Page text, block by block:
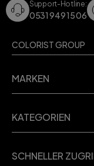
Support-Hotline:
0531 949 15 06
COLORIST GROUP
MARKEN
KATEGORIEN
SCHNELLER